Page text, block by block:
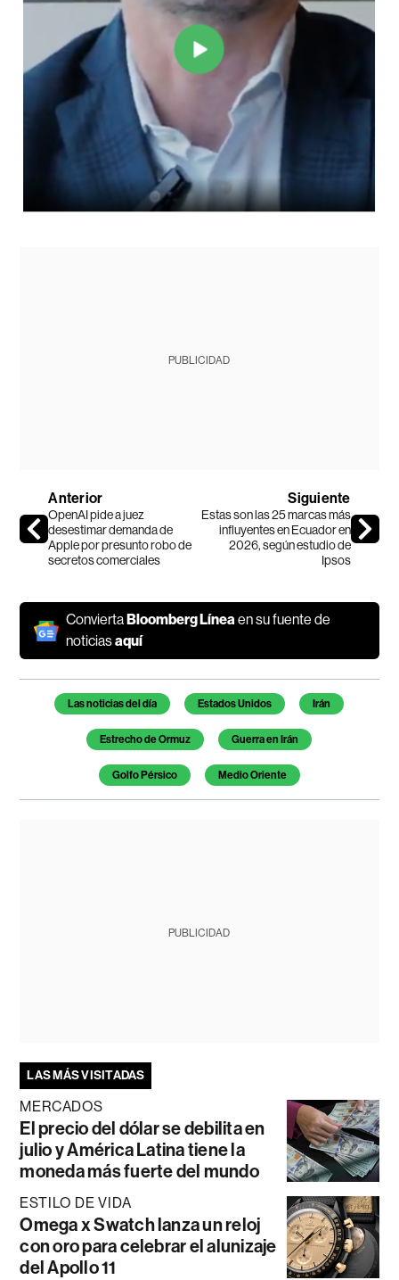
PUBLICIDAD
Anterior
OpenAI pide a juez
desestimar demanda de
Apple por presunto robo de
secretos comerciales
Siguiente
Estas son las 25 marcas más
influyentes en Ecuador en
2026, según estudio de
Ipsos
Convierta Bloomberg Líneaen su fuente de
noticiasaquí
Temas de este artículo
Las noticias del día Estados Unidos Irán
Estrecho de Ormuz Guerra en Irán
Golfo Pérsico Medio Oriente
PUBLICIDAD
LAS MÁS VISITADAS
MERCADOS
El precio del dólar se debilita en
julio y América Latina tiene la
moneda más fuerte del mundo
ESTILO DE VIDA
Omega x Swatch lanza un reloj
con oro para celebrar el alunizaje
del Apollo 11